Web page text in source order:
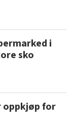
i
sko
oppkjøp for